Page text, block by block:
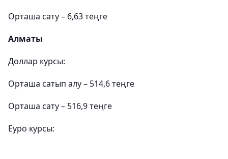
Орташа сату – 6,63 теңге
Алматы
Доллар курсы:
Орташа сатып алу – 514,6 теңге
Орташа сату – 516,9 теңге
Еуро курсы: